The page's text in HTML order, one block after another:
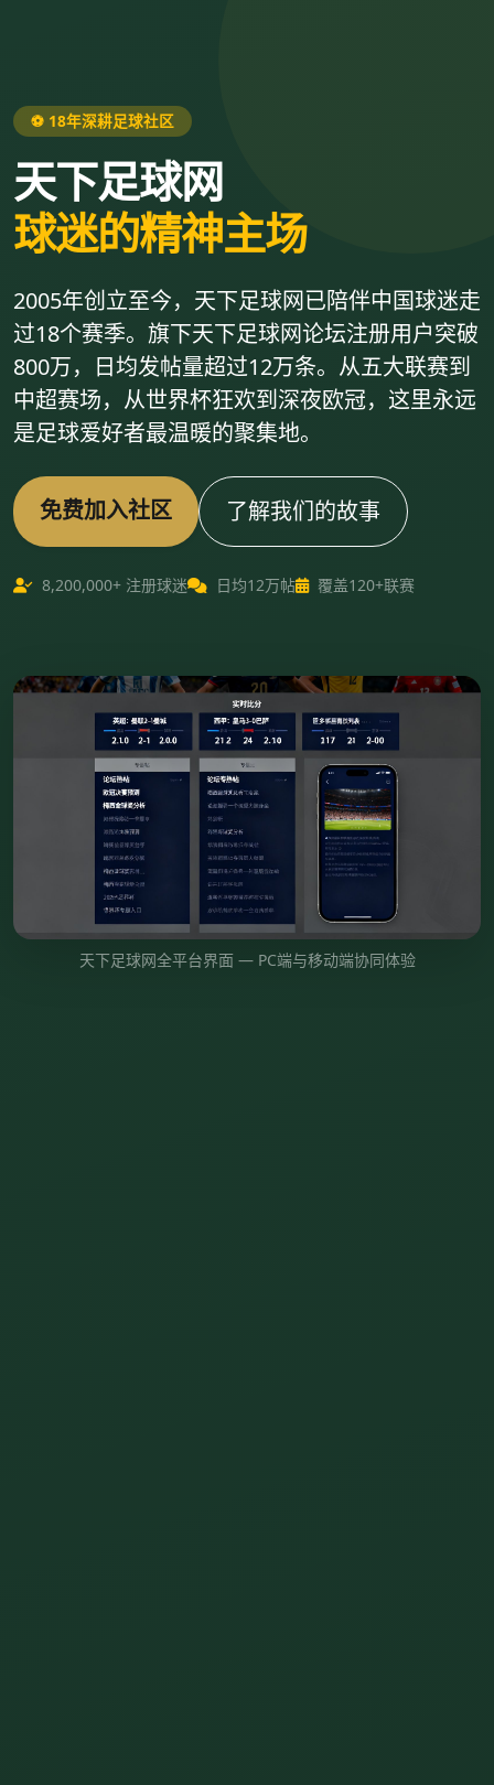
⚽ 18年深耕足球社区
天下足球网
球迷的精神主场
2005年创立至今，天下足球网已陪伴中国球迷走
过18个赛季。旗下天下足球网论坛注册用户突破
800万，日均发帖量超过12万条。从五大联赛到
中超赛场，从世界杯狂欢到深夜欧冠，这里永远
是足球爱好者最温暖的聚集地。
免费加入社区 了解我们的故事
8,200,000+ 注册球迷 日均12万帖 覆盖120+联赛
天下足球网全平台界面 — PC端与移动端协同体验